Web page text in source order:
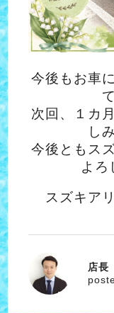
今後もお車
次回、１カ
し
今後ともス
よろ
スズキア
やまかわ
店長